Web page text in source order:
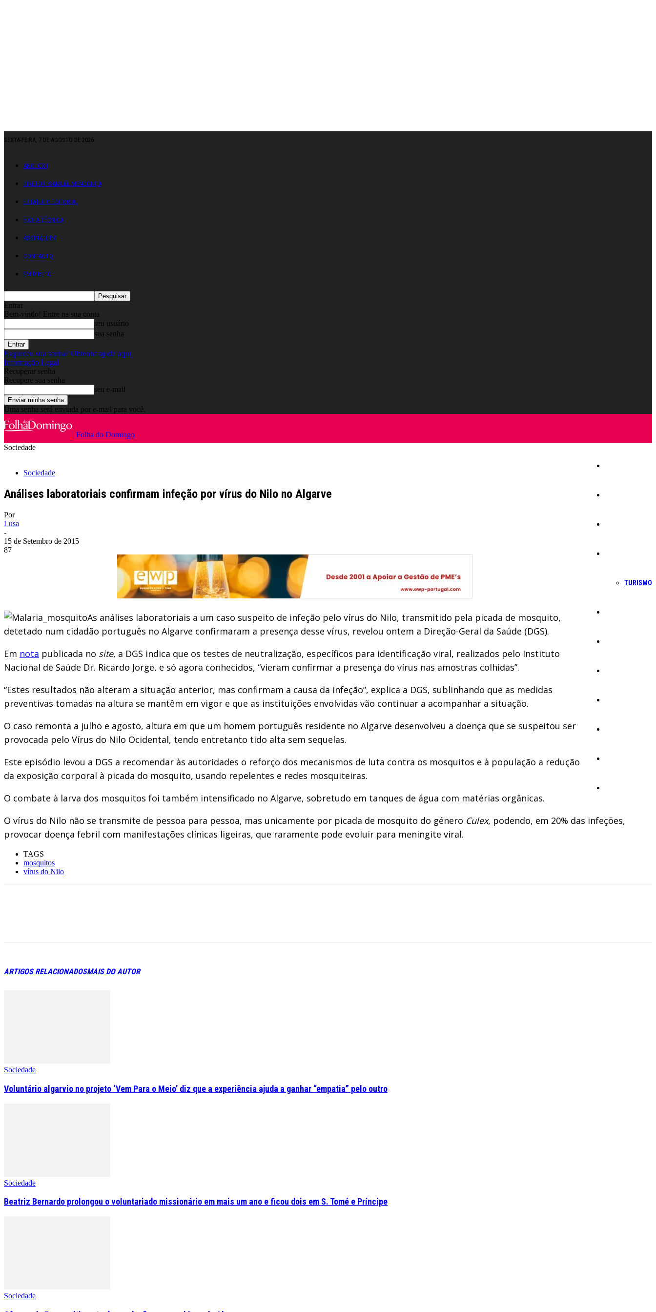
SEXTA-FEIRA, 7 DE AGOSTO DE 2026
ANO: CXII
DIRETOR: SAMUEL MENDONÇA
ESTATUTO EDITORIAL
FICHA TÉCNICA
ASSINATURA
CONTACTO
EM DIRETO
Entrar
Bem-vindo! Entre na sua conta
seu usuário
sua senha
Esqueceu sua senha? Obtenha ajuda aqui
Informação Legal
Recuperar senha
Recupere sua senha
seu e-mail
Uma senha será enviada por e-mail para você.
Folha do Domingo
TURISMO
Sociedade
Sociedade
Análises laboratoriais confirmam infeção por vírus do Nilo no Algarve
Por
Lusa
-
15 de Setembro de 2015
87
As análises laboratoriais a um caso suspeito de infeção pelo vírus do Nilo, transmitido pela picada de mosquito,
detetado num cidadão português no Algarve confirmaram a presença desse vírus, revelou ontem a Direção-Geral da Saúde (DGS).
Em nota publicada no site, a DGS indica que os testes de neutralização, específicos para identificação viral, realizados pelo Instituto
Nacional de Saúde Dr. Ricardo Jorge, e só agora conhecidos, “vieram confirmar a presença do vírus nas amostras colhidas”.
“Estes resultados não alteram a situação anterior, mas confirmam a causa da infeção”, explica a DGS, sublinhando que as medidas
preventivas tomadas na altura se mantêm em vigor e que as instituições envolvidas vão continuar a acompanhar a situação.
O caso remonta a julho e agosto, altura em que um homem português residente no Algarve desenvolveu a doença que se suspeitou ser
provocada pelo Vírus do Nilo Ocidental, tendo entretanto tido alta sem sequelas.
Este episódio levou a DGS a recomendar às autoridades o reforço dos mecanismos de luta contra os mosquitos e à população a redução
da exposição corporal à picada do mosquito, usando repelentes e redes mosquiteiras.
O combate à larva dos mosquitos foi também intensificado no Algarve, sobretudo em tanques de água com matérias orgânicas.
O vírus do Nilo não se transmite de pessoa para pessoa, mas unicamente por picada de mosquito do género Culex, podendo, em 20% das infeções,
provocar doença febril com manifestações clínicas ligeiras, que raramente pode evoluir para meningite viral.
TAGS
mosquitos
vírus do Nilo
ARTIGOS RELACIONADOSMAIS DO AUTOR
Sociedade
Voluntário algarvio no projeto ‘Vem Para o Meio’ diz que a experiência ajuda a ganhar “empatia” pelo outro
Sociedade
Beatriz Bernardo prolongou o voluntariado missionário em mais um ano e ficou dois em S. Tomé e Príncipe
Sociedade